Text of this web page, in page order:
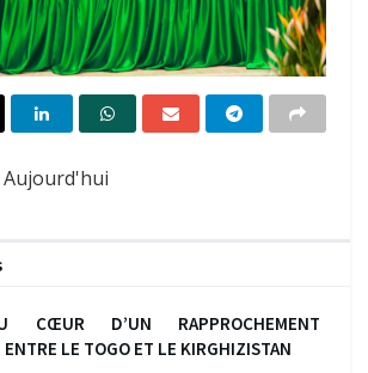
Aujourd'hui
CŒUR D’UN RAPPROCHEMENT
LE TOGO ET LE KIRGHIZISTAN